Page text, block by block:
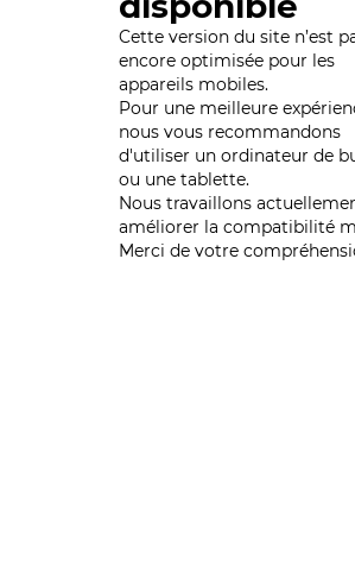
Cette version du site n’est
encore optimisée pour les
appareils mobiles.
Pour une meilleure
nous vous recommandons
d'utiliser un ordinateur de
ou une tablette.
Nous travaillons
améliorer la compatibilité
Merci de votre